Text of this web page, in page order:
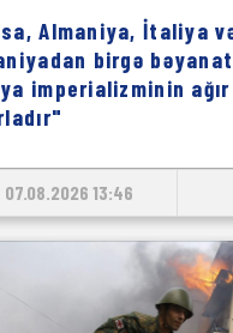
Almaniya, İtaliya
birgə
imperializminin
07.08.2026 13:46